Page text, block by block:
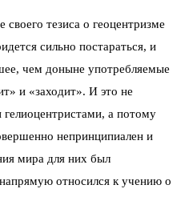
тезиса о геоцентризме
сильно постараться, и
чем доныне употребляемые
и «заходит». И это не
а потому
непринципиален и
мира для них был
относился к учению о